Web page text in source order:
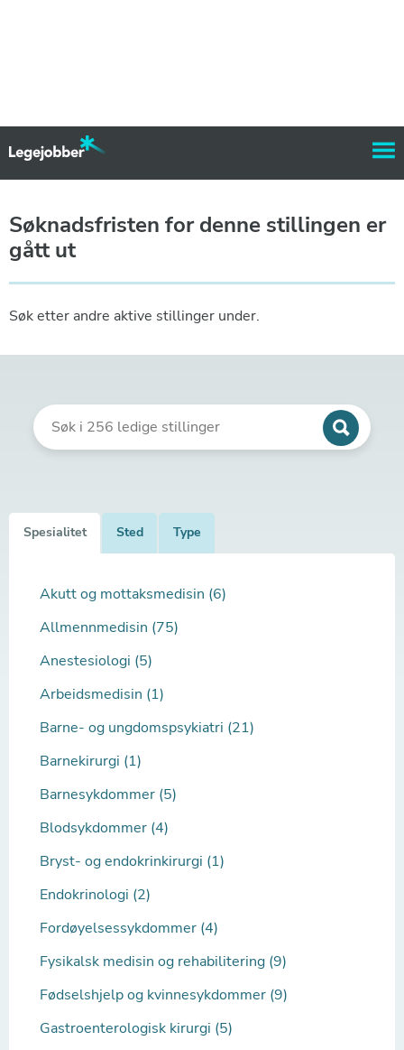
Søknadsfristen for denne stillingen er
gått ut
Søk etter andre aktive stillinger under.
Spesialitet Sted Type
Akutt og mottaksmedisin (6)
Allmennmedisin (75)
Anestesiologi (5)
Arbeidsmedisin (1)
Barne- og ungdomspsykiatri (21)
Barnekirurgi (1)
Barnesykdommer (5)
Blodsykdommer (4)
Bryst- og endokrinkirurgi (1)
Endokrinologi (2)
Fordøyelsessykdommer (4)
Fysikalsk medisin og rehabilitering (9)
Fødselshjelp og kvinnesykdommer (9)
Gastroenterologisk kirurgi (5)